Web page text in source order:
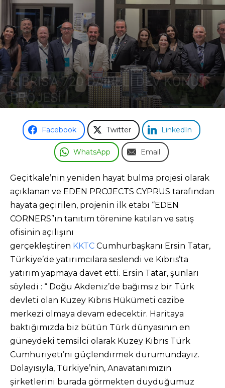
Ticaret
Odası
KIBRIS’A 720 DAİRELİ DEV KONUT
PROJESİ
Facebook Twitter LinkedIn
WhatsApp Email
Geçitkale’nin yeniden hayat bulma projesi olarak
açıklanan ve EDEN PROJECTS CYPRUS tarafından
hayata geçirilen, projenin ilk etabı “EDEN
CORNERS”ın tanıtım törenine katılan ve satış
ofisinin açılışını
gerçekleştiren KKTC Cumhurbaşkanı Ersin Tatar,
Türkiye’de yatırımcılara seslendi ve Kıbrıs’ta
yatırım yapmaya davet etti. Ersin Tatar, şunları
söyledi : “ Doğu Akdeniz’de bağımsız bir Türk
devleti olan Kuzey Kıbrıs Hükümeti cazibe
merkezi olmaya devam edecektir. Haritaya
baktığımızda biz bütün Türk dünyasının en
güneydeki temsilci olarak Kuzey Kıbrıs Türk
Cumhuriyeti’ni güçlendirmek durumundayız.
Dolayısıyla, Türkiye’nin, Anavatanımızın
şirketlerini burada görmekten duyduğumuz